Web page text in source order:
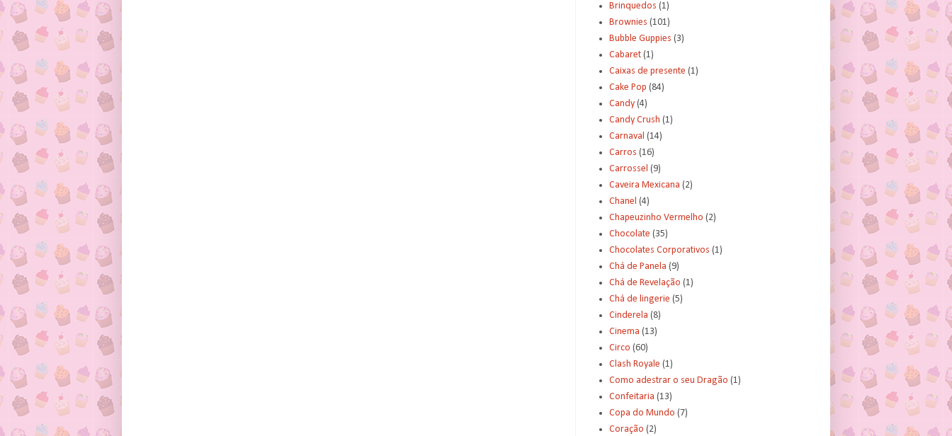
Brinquedos (1)
Brownies (101)
Bubble Guppies (3)
Cabaret (1)
Caixas de presente (1)
Cake Pop (84)
Candy (4)
Candy Crush (1)
Carnaval (14)
Carros (16)
Carrossel (9)
Caveira Mexicana (2)
Chanel (4)
Chapeuzinho Vermelho (2)
Chocolate (35)
Chocolates Corporativos (1)
Chá de Panela (9)
Chá de Revelação (1)
Chá de lingerie (5)
Cinderela (8)
Cinema (13)
Circo (60)
Clash Royale (1)
Como adestrar o seu Dragão (1)
Confeitaria (13)
Copa do Mundo (7)
Coração (2)